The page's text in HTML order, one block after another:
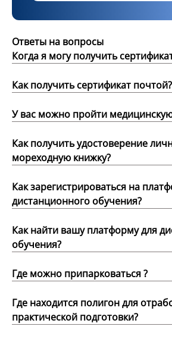
Ответы на вопросы
Когда я могу получить
Как получить сертификат почтой?
У вас можно пройти
Как получить удостоверение
мореходную книжку?
Как зарегистрироваться на
дистанционного обучения?
Как найти вашу платформу для
обучения?
Где можно припарковаться ?
Где находится полигон для
практической подготовки?